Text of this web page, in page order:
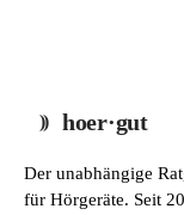
hoer·gut
Der unabhängige
für Hörgeräte. Seit